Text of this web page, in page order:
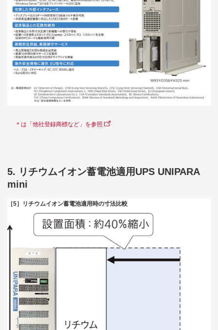
＊は「他社登録商標など」を参照
5. リチウムイオン蓄電池適用UPS UNIPARA
mini
［5］リチウムイオン蓄電池適用時の寸法比較